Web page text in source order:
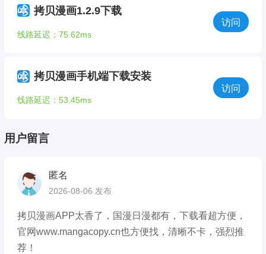
拷贝漫画1.2.9下载
线路延迟：75.62ms
访问
拷贝漫画手机端下载安装
线路延迟：53.45ms
访问
用户留言
匿名
2026-08-06 发布
拷贝漫画APP太香了，国漫日漫都有，下载看超方便，
官网www.mangacopy.cn也方便找，清晰不卡，强烈推
荐！